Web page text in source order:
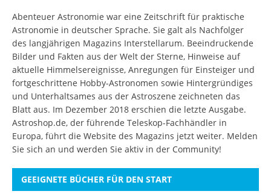
Abenteuer Astronomie war eine Zeitschrift für praktische
Astronomie in deutscher Sprache. Sie galt als Nachfolger
des langjährigen Magazins Interstellarum. Beeindruckende
Bilder und Fakten aus der Welt der Sterne, Hinweise auf
aktuelle Himmelsereignisse, Anregungen für Einsteiger und
fortgeschrittene Hobby-Astronomen sowie Hintergründiges
und Unterhaltsames aus der Astroszene zeichneten das
Blatt aus. Im Dezember 2018 erschien die letzte Ausgabe.
Astroshop.de, der führende Teleskop-Fachhändler in
Europa, führt die Website des Magazins jetzt weiter. Melden
Sie sich an und werden Sie aktiv in der Community!
GEEIGNETE BÜCHER FÜR DEN START